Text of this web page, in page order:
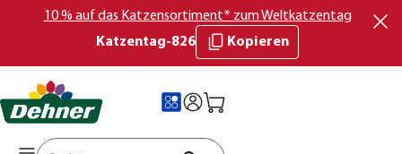
10 % auf das Katzensortiment* zum Weltkatzentag
Katzentag-826
Kopieren